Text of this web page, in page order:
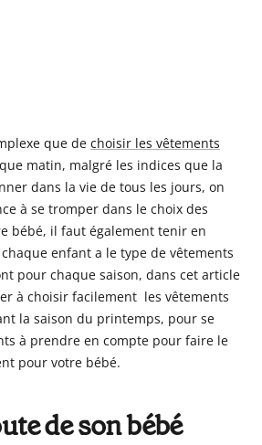
que de choisir les vêtements
matin, malgré les indices que la
dans la vie de tous les jours, on
à se tromper dans le choix des
bébé, il faut également tenir en
enfant a le type de vêtements
pour chaque saison, dans cet article
à choisir facilement les vêtements
la saison du printemps, pour se
à prendre en compte pour faire le
pour votre bébé.
de son bébé